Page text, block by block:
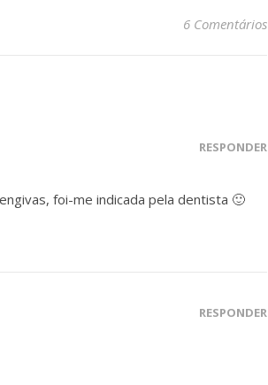
6 Comentários
RESPONDER
foi-me indicada pela dentista 🙂
RESPONDER